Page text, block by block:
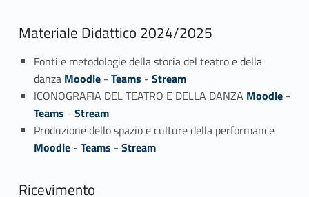
Materiale Didattico 2024/2025
Fonti e metodologie della storia del teatro e della
danza Moodle- Teams - Stream
ICONOGRAFIA DEL TEATRO E DELLA DANZA Moodle-
Teams - Stream
Produzione dello spazio e culture della performance
Moodle- Teams - Stream
Ricevimento